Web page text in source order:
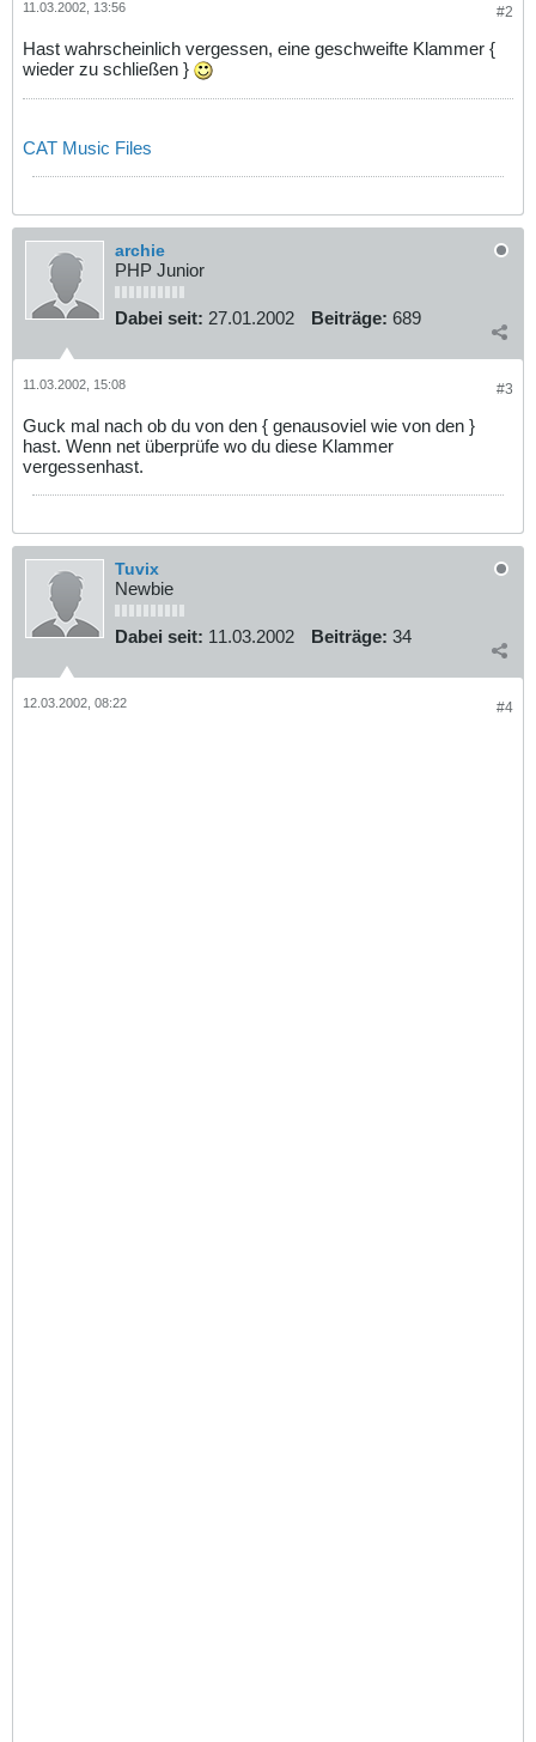
#2
11.03.2002, 13:56
Hast wahrscheinlich vergessen, eine geschweifte Klammer {
wieder zu schließen }
CAT Music Files
archie
PHP Junior
Dabei seit: 27.01.2002 Beiträge: 689
#3
11.03.2002, 15:08
Guck mal nach ob du von den { genausoviel wie von den }
hast. Wenn net überprüfe wo du diese Klammer
vergessenhast.
Tuvix
Newbie
Dabei seit: 11.03.2002 Beiträge: 34
#4
12.03.2002, 08:22